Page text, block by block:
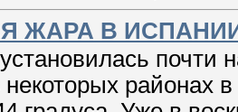
ЖАРА В
почти
районах